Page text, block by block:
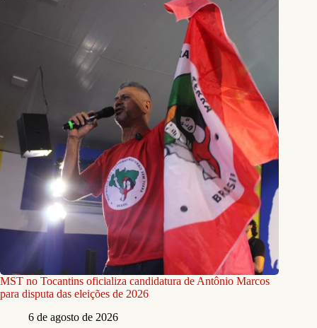
MST no Tocantins oficializa candidatura de Antônio Marcos
para disputa das eleições de 2026
6 de agosto de 2026